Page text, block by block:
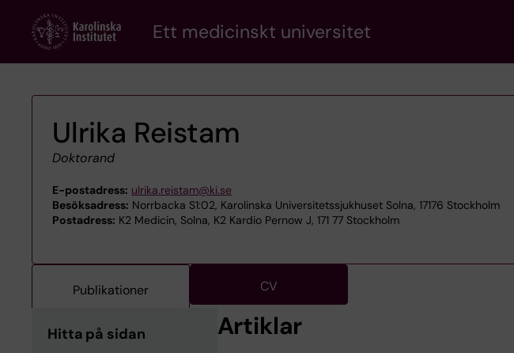
content
Ett medicinskt universitet
Ulrika Reistam
Doktorand
E-postadress: ulrika.reistam@ki.se
Besöksadress: Norrbacka S1:02, Karolinska Universitetssjukhuset Solna, 17176 Stockholm
Postadress: K2 Medicin, Solna, K2 Kardio Pernow J, 171 77 Stockholm
Publikationer CV
Hitta på sidan Artiklar